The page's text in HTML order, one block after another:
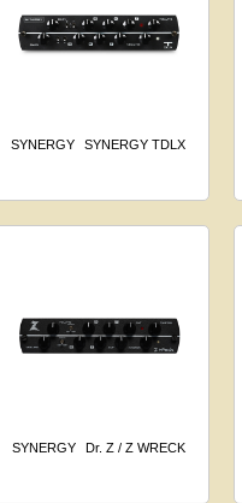
SYNERGY SYNERGY TDLX
SYNERGY Dr. Z / Z WRECK